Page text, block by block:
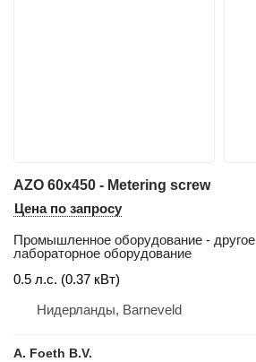
AZO 60x450 - Metering screw
Цена по запросу
Промышленное оборудование - другое
лабораторное оборудование
0.5 л.с. (0.37 кВт)
Нидерланды, Barneveld
A. Foeth B.V.